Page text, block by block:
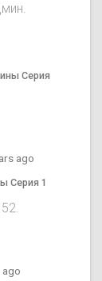
Серия
ago
Серия 1
ago